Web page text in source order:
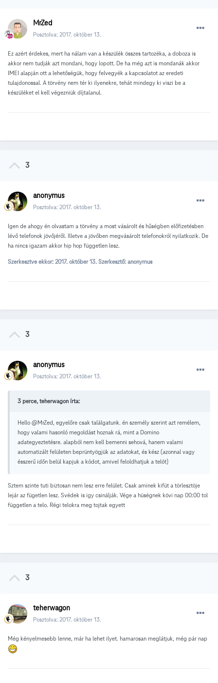
MrZed
Posztolva: 2017. október 13.
Ez azért érdekes, mert ha nálam van a készülék összes tartozéka, a doboza is
akkor nem tudják azt mondani, hogy lopott. De ha még azt is mondanák akkor
IMEI alapján ott a lehetőségük, hogy felvegyék a kapcsolatot az eredeti
tulajdonossal. A törvény nem tér ki ilyenekre, tehát mindegy ki viszi be a
készüléket el kell végezniük díjtalanul.
3
anonymus
Posztolva: 2017. október 13.
Igen de ahogy én olvastam a törvény a most vásárolt és hűségben előfizetésben
lévő telefonok jövőjéről. Illetve a jövőben megvásárolt telefonokról nyilatkozik. De
ha nincs igazam akkor hip hop független lesz.
Szerkesztve ekkor: 2017. október 13. Szerkesztő: anonymus
3
anonymus
Posztolva: 2017. október 13.
3 perce, teherwagon írta:
Hello @MrZed, egyelőre csak találgatunk. én személy szerint azt remélem,
hogy valami hasonló megoldást hoznak rá, mint a Domino
adategyeztetésre. alapból nem kell bemenni sehová, hanem valami
automatizált felületen beprüntyögjük az adatokat, és kész (azonnal vagy
ésszerű időn belül kapjuk a kódot, amivel feloldhatjuk a telót)
Sztem szinte tuti biztosan nem lesz erre felület. Csak aminek kifüt a törlesztöje
lejár az fügetlen lesz. Svédek is igy csinálják. Vége a hüségnek kövi nap 00:00 tol
független a telo. Régi telokra meg tojtak egyett
3
teherwagon
Posztolva: 2017. október 13.
Még kényelmesebb lenne, már ha lehet ilyet. hamarosan meglátjuk, még pár nap